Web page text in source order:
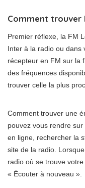
Comment trouver
Premier réflexe, la FM
Inter à la radio ou dans
récepteur en FM sur la
des fréquences
trouver celle la plus
Comment trouver une
pouvez vous rendre
en ligne, rechercher la
site de la radio.
radio où se trouve
« Écouter à nouveau ».